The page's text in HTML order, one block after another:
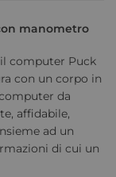
manometro
computer Puck
con un corpo in
da
affidabile,
ad un
di cui un